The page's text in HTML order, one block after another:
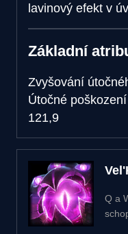
lavinový efekt v
Základní
Zvyšování
Útočné
121,9
Q a